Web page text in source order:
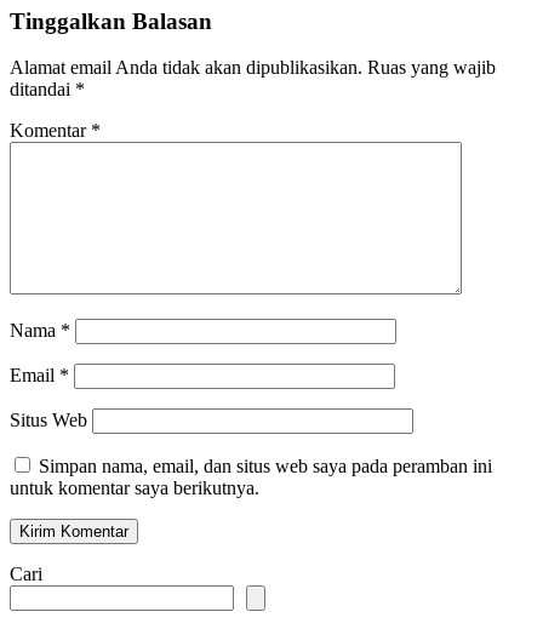
Tinggalkan Balasan
Alamat email Anda tidak akan dipublikasikan. Ruas yang wajib
ditandai *
Komentar *
Nama *
Email *
Situs Web
Simpan nama, email, dan situs web saya pada peramban ini
untuk komentar saya berikutnya.
Cari